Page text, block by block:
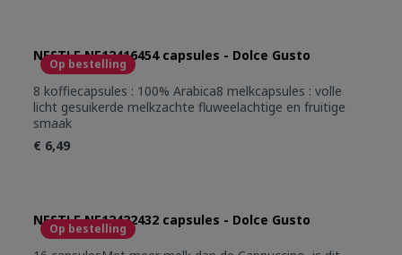
Op bestelling
NESTLE NE12416454 capsules - Dolce Gusto
8 koffiecapsules : 100% Arabica8 melkcapsules : volle
licht gesuikerde melkzachte fluweelachtige en fruitige
smaak
€ 6,49
Op bestelling
NESTLE NE12422432 capsules - Dolce Gusto